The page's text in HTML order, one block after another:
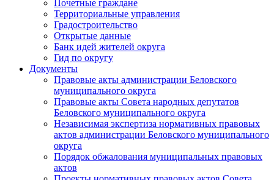
Почетные граждане
Территориальные управления
Градостроительство
Открытые данные
Банк идей жителей округа
Гид по округу
Документы
Правовые акты администрации Беловского
муниципального округа
Правовые акты Совета народных депутатов
Беловского муниципального округа
Независимая экспертиза нормативных правовых
актов администрации Беловского муниципального
округа
Порядок обжалования муниципальных правовых
актов